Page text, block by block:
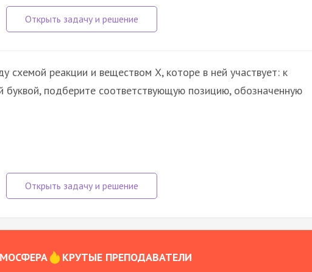
схемой реакции и веществом Х, которе в ней участвует: к
буквой, подберите соответствующую позицию, обозначенную
КРУТЫЕ ПРЕПОДАВАТЕЛИ